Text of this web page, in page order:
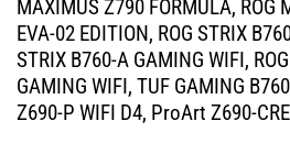
MAXIMUS Z790 FORMULA, ROG
EVA-02 EDITION, ROG STRIX
STRIX B760-A GAMING WIFI,
GAMING WIFI, TUF GAMING
Z690-P WIFI D4, ProArt Z690-